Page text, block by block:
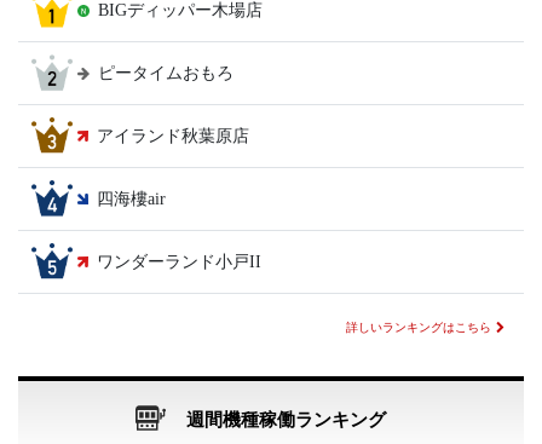
BIGディッパー木場店
ピータイムおもろ
アイランド秋葉原店
四海樓air
ワンダーランド小戸II
詳しいランキングはこちら
週間機種稼働ランキング